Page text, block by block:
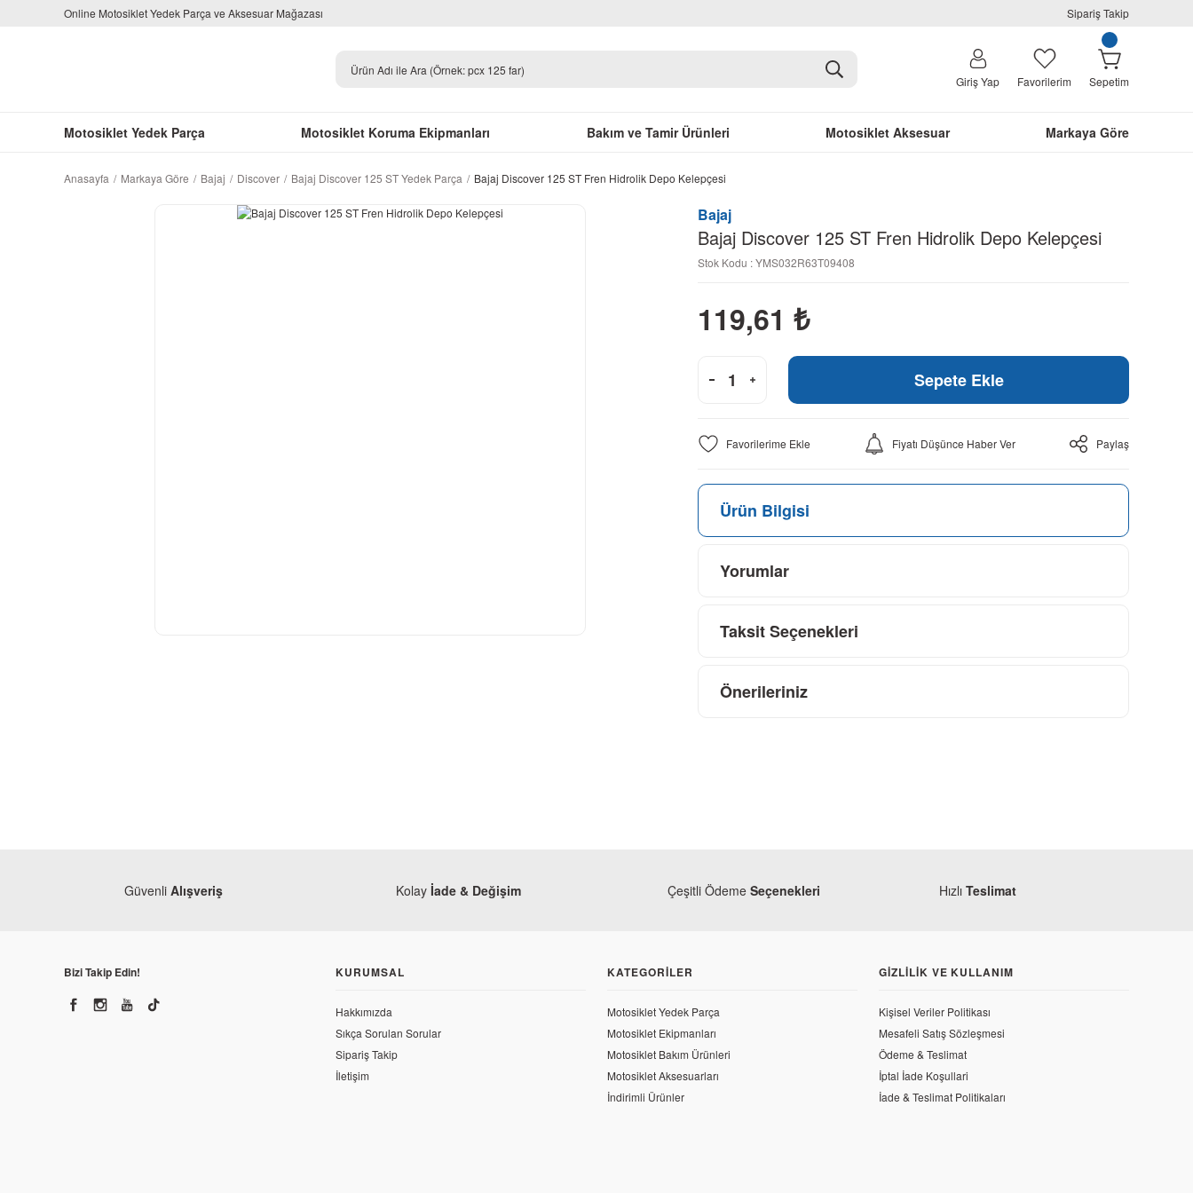
Online Motosiklet Yedek Parça ve Aksesuar Mağazası Sipariş Takip
Giriş Yap Favorilerim Sepetim
Motosiklet Yedek Parça Motosiklet Koruma Ekipmanları Bakım ve Tamir Ürünleri Motosiklet Aksesuar Markaya Göre
Anasayfa Markaya Göre Bajaj Discover Bajaj Discover 125 ST Yedek Parça Bajaj Discover 125 ST Fren Hidrolik Depo Kelepçesi
Bajaj
Bajaj Discover 125 ST Fren Hidrolik Depo Kelepçesi
Stok Kodu : YMS032R63T09408
119,61 ₺
Sepete Ekle
Fiyatı Düşünce Haber Ver Paylaş
Ürün Bilgisi
Yorumlar
Taksit Seçenekleri
Önerileriniz
Güvenli Alışveriş Kolay İade & Değişim Çeşitli Ödeme Seçenekleri Hızlı Teslimat
Bizi Takip Edin! KURUMSAL
Hakkımızda
Sıkça Sorulan Sorular
Sipariş Takip
İletişim
KATEGORILER
Motosiklet Yedek Parça
Motosiklet Ekipmanları
Motosiklet Bakım Ürünleri
Motosiklet Aksesuarları
İndirimli Ürünler
GIZLILIK VE KULLANIM
Kişisel Veriler Politikası
Mesafeli Satış Sözleşmesi
Ödeme & Teslimat
İptal İade Koşullari
İade & Teslimat Politikaları